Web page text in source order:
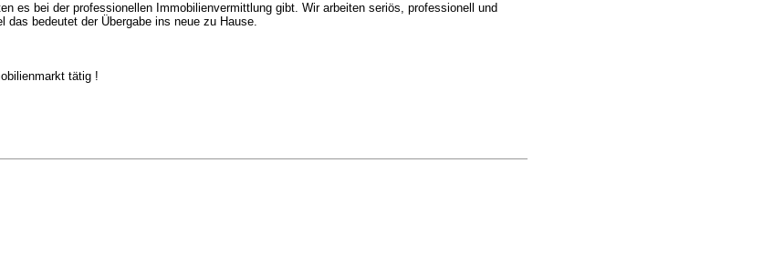
es bei der professionellen Immobilienvermittlung gibt. Wir arbeiten seriös, professionell und
bedeutet der Übergabe ins neue zu Hause.
tätig !